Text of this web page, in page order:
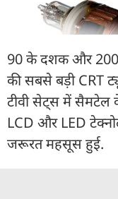
90 के दशक और
की सबसे बड़ी CRT
टीवी सेट्स में
LCD और LED
जरूरत महसूस हुई.